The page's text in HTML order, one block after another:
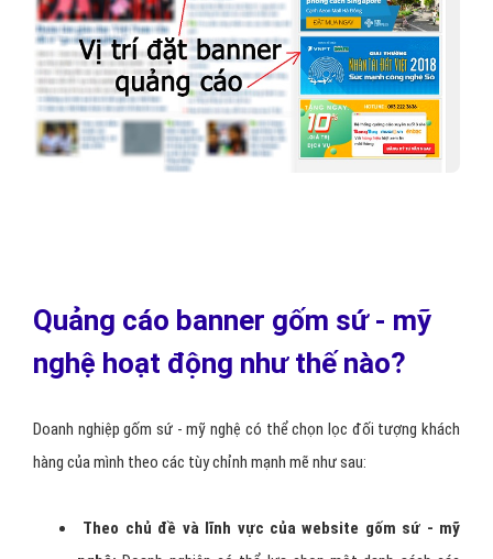
Quảng cáo banner gốm sứ - mỹ
nghệ hoạt động như thế nào?
Doanh nghiệp gốm sứ - mỹ nghệ có thể chọn lọc đối tượng khách
hàng của mình theo các tùy chỉnh mạnh mẽ như sau:
Theo chủ đề và lĩnh vực của website gốm sứ - mỹ